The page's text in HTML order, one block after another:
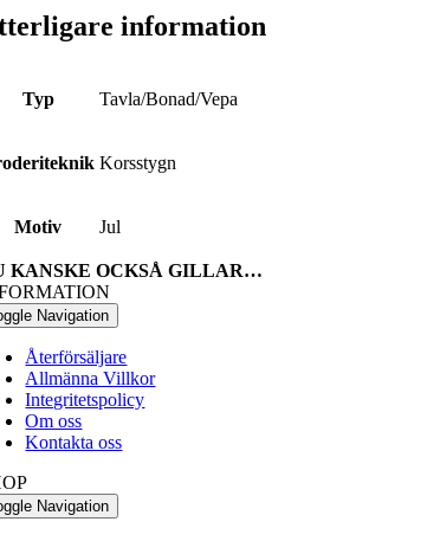
information
Typ Tavla/Bonad/Vepa
Korsstygn
Motiv Jul
KANSKE OCKSÅ GILLAR…
Navigation
Återförsäljare
Allmänna Villkor
Integritetspolicy
Om oss
Kontakta oss
Navigation